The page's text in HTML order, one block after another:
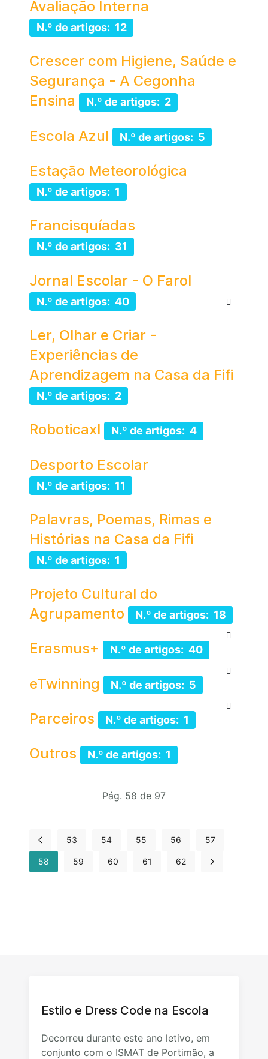
Avaliação Interna
N.º de artigos: 12
Crescer com Higiene, Saúde e
Segurança - A Cegonha
Ensina
N.º de artigos: 2
Escola Azul N.º de artigos: 5
Estação Meteorológica
N.º de artigos: 1
Francisquíadas
N.º de artigos: 31
Jornal Escolar - O Farol
N.º de artigos: 40
Ler, Olhar e Criar -
Experiências de
Aprendizagem na Casa da Fifi
N.º de artigos: 2
Roboticaxl N.º de artigos: 4
Desporto Escolar
N.º de artigos: 11
Palavras, Poemas, Rimas e
Histórias na Casa da Fifi
N.º de artigos: 1
Projeto Cultural do
Agrupamento
N.º de artigos: 18
Erasmus+ N.º de artigos: 40
eTwinning N.º de artigos: 5
Parceiros N.º de artigos: 1
Outros N.º de artigos: 1
Pág. 58 de 97
53 54 55 56 57
58 59 60 61 62
Estilo e Dress Code na Escola
Decorreu durante este ano letivo, em
conjunto com o ISMAT de Portimão, a